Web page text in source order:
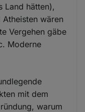
Land hätten),
Atheisten wären
Vergehen gäbe
Moderne
mit dem
warum